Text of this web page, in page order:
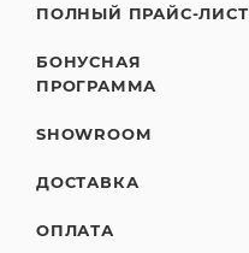
ПОЛНЫЙ ПРАЙС-ЛИСТ
БОНУСНАЯ
ПРОГРАММА
SHOWROOM
ДОСТАВКА
ОПЛАТА